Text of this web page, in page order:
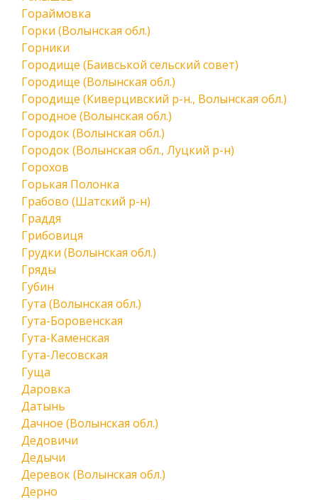
Гораймовка
Горки (Волынская обл.)
Горники
Городище (Баивськой сельский совет)
Городище (Волынская обл.)
Городище (Киверцивский р-н., Волынская обл.)
Городное (Волынская обл.)
Городок (Волынская обл.)
Городок (Волынская обл., Луцкий р-н)
Горохов
Горькая Полонка
Грабово (Шатский р-н)
Граддя
Грибовиця
Грудки (Волынская обл.)
Гряды
Губин
Гута (Волынская обл.)
Гута-Боровенская
Гута-Каменская
Гута-Лесовская
Гуща
Даровка
Датынь
Дачное (Волынская обл.)
Дедовичи
Дедычи
Деревок (Волынская обл.)
Дерно